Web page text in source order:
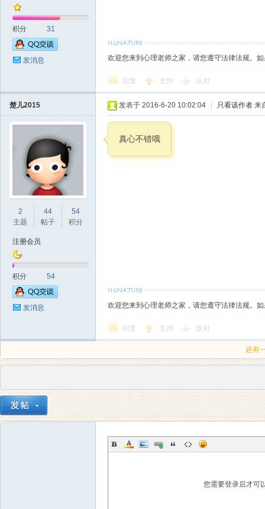
积分 31
发消息 欢迎您来到心理老师之家，请您遵守法律法规。
回复 支持 反对
楚儿2015
2
主题
44
帖子
54
积分
注册会员
积分 54
发消息
发表于 2016-6-20 10:02:04 只看该作者 来
真心不错哦
欢迎您来到心理老师之家，请您遵守法律法规。
回复 支持 反对
还有
您需要登录后才可